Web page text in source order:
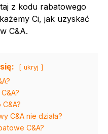
z kodu rabatowego
Ci, jak uzyskać
C&A.
ukryj
C&A nie działa?
C&A?